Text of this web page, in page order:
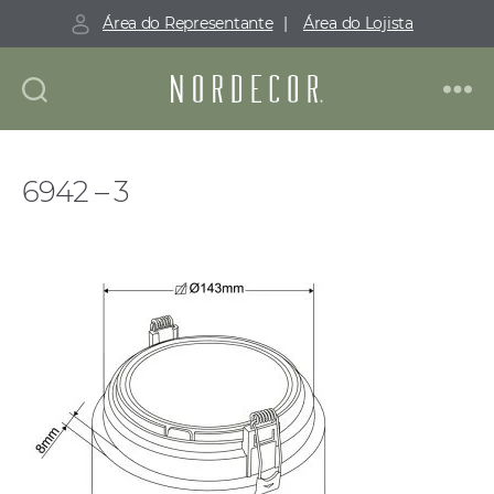
Área do Representante | Área do Lojista
Nordecor
6942 – 3